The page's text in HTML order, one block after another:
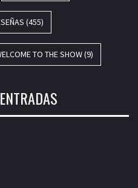
(455)
TO THE SHOW(9)